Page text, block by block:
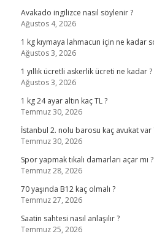
Avakado ingilizce nasıl söylenir ?
Ağustos 4, 2026
1 kg kıymaya lahmacun için ne kadar
Ağustos 3, 2026
1 yıllık ücretli askerlik ücreti ne kadar ?
Ağustos 3, 2026
1 kg 24 ayar altın kaç TL ?
Temmuz 30, 2026
İstanbul 2. nolu barosu kaç avukat var
Temmuz 30, 2026
Spor yapmak tıkalı damarları açar mı ?
Temmuz 28, 2026
70 yaşında B12 kaç olmalı ?
Temmuz 27, 2026
Saatin sahtesi nasıl anlaşılır ?
Temmuz 25, 2026